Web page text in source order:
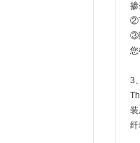
掺
②
③
您
3
纤